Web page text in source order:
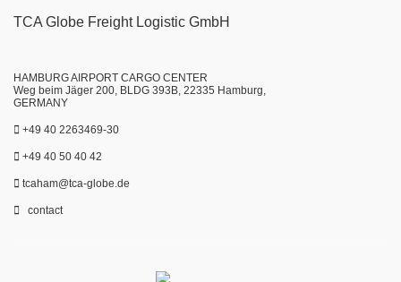
TCA Globe Freight Logistic GmbH
HAMBURG AIRPORT CARGO CENTER
Weg beim Jäger 200, BLDG 393B, 22335 Hamburg,
GERMANY
+49 40 2263469-30
+49 40 50 40 42
tcaham@tca-globe.de
contact